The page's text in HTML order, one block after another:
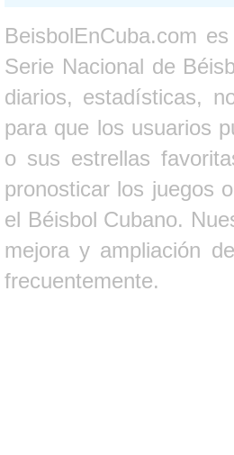
BeisbolEnCuba.com
Serie Nacional de
diarios, estadísticas,
para que los usuarios
o sus estrellas
pronosticar los juegos
el Béisbol Cubano.
mejora y ampliación
frecuentemente.